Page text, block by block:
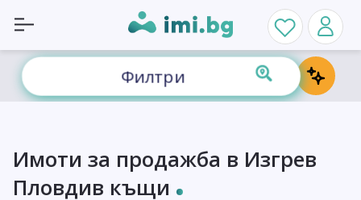
Филтри
Имоти за продажба в Изгрев
Пловдив къщи